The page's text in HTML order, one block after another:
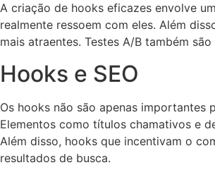
A criação de hooks eficazes envolve
realmente ressoem com eles. Além
mais atraentes. Testes A/B também
Hooks e SEO
Os hooks não são apenas importantes
Elementos como títulos chamativos e
Além disso, hooks que incentivam o
resultados de busca.